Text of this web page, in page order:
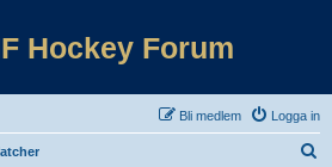
Hockey Forum
Logga in
Bli medlem